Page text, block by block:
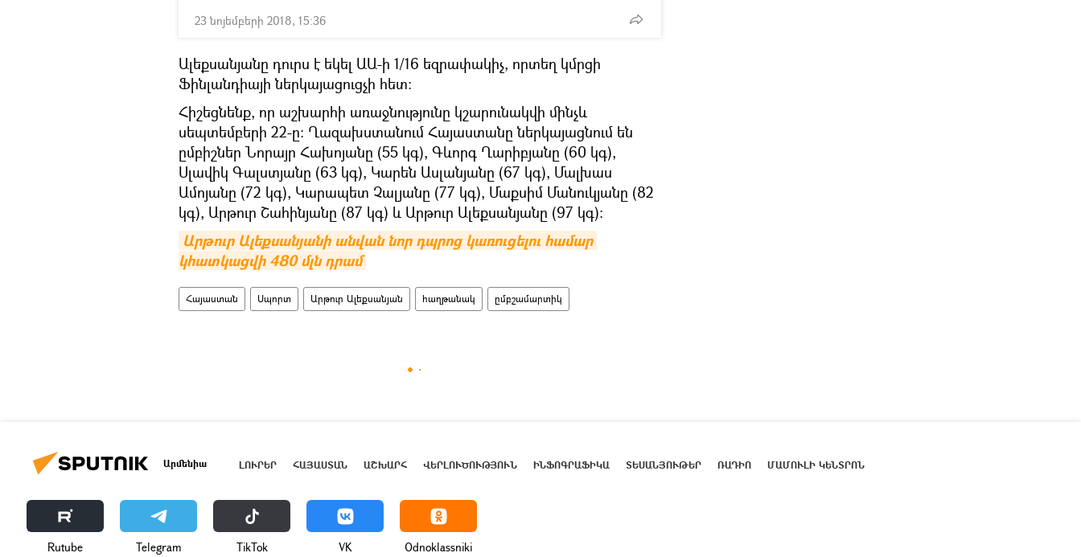
23 նոյեմբերի 2018, 15:36
Ալեքսանյանը դուրս է եկել ԱԱ-ի 1/16 եզրափակիչ, որտեղ կմրցի
Ֆինլանդիայի ներկայացուցչի հետ:
Հիշեցնենք, որ աշխարհի առաջնությունը կշարունակվի մինչև
սեպտեմբերի 22-ը: Ղազախստանում Հայաստանը ներկայացնում են
ըմբիշներ Նորայր Հախոյանը (55 կգ), Գևորգ Ղարիբյանը (60 կգ),
Սլավիկ Գալստյանը (63 կգ), Կարեն Ասլանյանը (67 կգ), Մալխաս
Ամոյանը (72 կգ), Կարապետ Չալյանը (77 կգ), Մաքսիմ Մանուկյանը (82
կգ), Արթուր Շահինյանը (87 կգ) և Արթուր Ալեքսանյանը (97 կգ)։
Արթուր Ալեքսանյանի անվան նոր դպրոց կառուցելու համար
կհատկացվի 480 մլն դրամ
Հայաստան Սպորտ Արթուր Ալեքսանյան հաղթանակ ըմբշամարտիկ
Արմենիա ԼՈՒՐԵՐ ՀԱՅԱՍՏԱՆ ԱՇԽԱՐՀ ՎԵՐԼՈՒԾՈՒԹՅՈՒՆ ԻՆՖՈԳՐԱՖԻԿԱ ՏԵՍԱՆՅՈՒԹԵՐ ՌԱԴԻՈ ՄԱՄՈՒԼԻ ԿԵՆՏՐՈՆ
Rutube Telegram ТikТоk VK Odnoklassniki